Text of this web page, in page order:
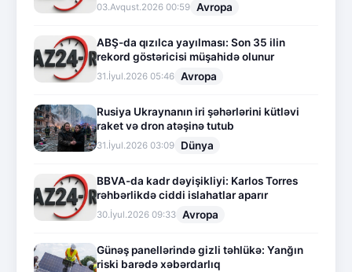
03.Avqust.2026 00:59 Avropa
ABŞ-da qızılca yayılması: Son 35 ilin
rekord göstəricisi müşahidə olunur
31.İyul.2026 05:46 Avropa
Rusiya Ukraynanın iri şəhərlərini kütləvi
raket və dron atəşinə tutub
31.İyul.2026 03:09 Dünya
BBVA-da kadr dəyişikliyi: Karlos Torres
rəhbərlikdə ciddi islahatlar aparır
30.İyul.2026 09:33 Avropa
Günəş panellərində gizli təhlükə: Yanğın
riski barədə xəbərdarlıq